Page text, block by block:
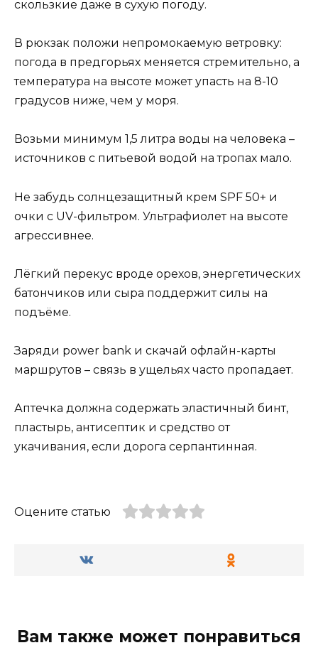
скользкие даже в сухую погоду.
В рюкзак положи непромокаемую ветровку:
погода в предгорьях меняется стремительно, а
температура на высоте может упасть на 8-10
градусов ниже, чем у моря.
Возьми минимум 1,5 литра воды на человека –
источников с питьевой водой на тропах мало.
Не забудь солнцезащитный крем SPF 50+ и
очки с UV-фильтром. Ультрафиолет на высоте
агрессивнее.
Лёгкий перекус вроде орехов, энергетических
батончиков или сыра поддержит силы на
подъёме.
Заряди power bank и скачай офлайн-карты
маршрутов – связь в ущельях часто пропадает.
Аптечка должна содержать эластичный бинт,
пластырь, антисептик и средство от
укачивания, если дорога серпантинная.
Оцените статью
Вам также может понравиться